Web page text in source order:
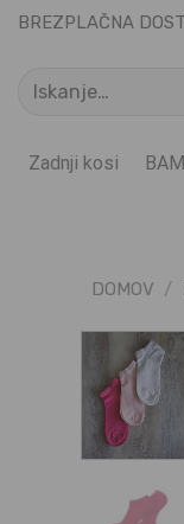
Skoči
vsebino
BREZPLAČNA
Išči:
Zadnji kosi
DOMOV /